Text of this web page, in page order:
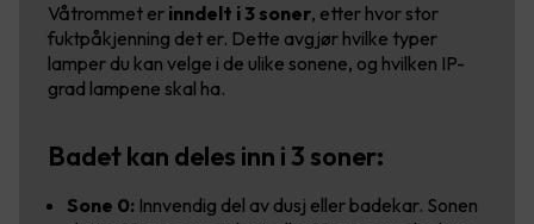
Våtrommet er inndelt i 3 soner, etter hvor stor
fuktpåkjenning det er. Dette avgjør hvilke typer
lamper du kan velge i de ulike sonene, og hvilken IP-
grad lampene skal ha.
Badet kan deles inn i 3 soner:
Sone 0: Innvendig del av dusj eller badekar. Sonen